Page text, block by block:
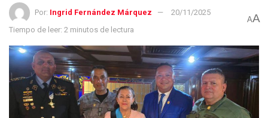
Por: Ingrid Fernández Márquez
20/11/2025
Tiempo de leer: 2 minutos de lectura
AA